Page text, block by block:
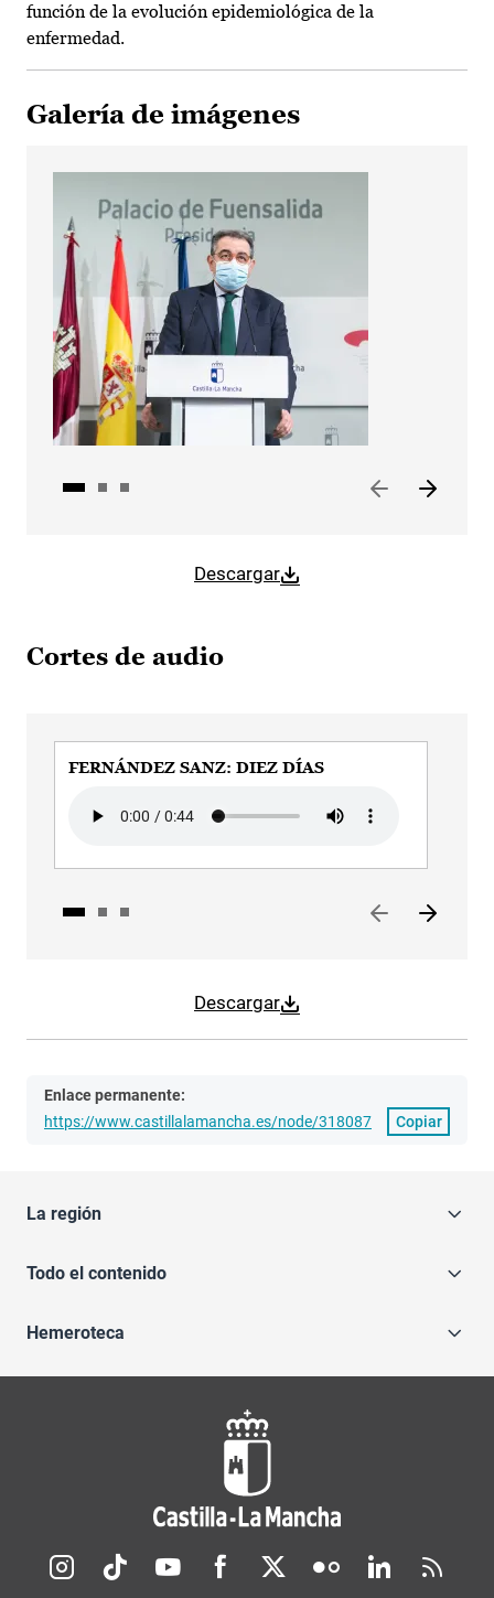
función de la evolución epidemiológica de la
enfermedad.
Galería de imágenes
Descargar
Cortes de audio
Descargar
FERNÁNDEZ SANZ: DIEZ DÍAS
Enlace permanente:
https://www.castillalamancha.es/node/318087
Copiar
La región
Todo el contenido
Hemeroteca
Redes sociales JCCM